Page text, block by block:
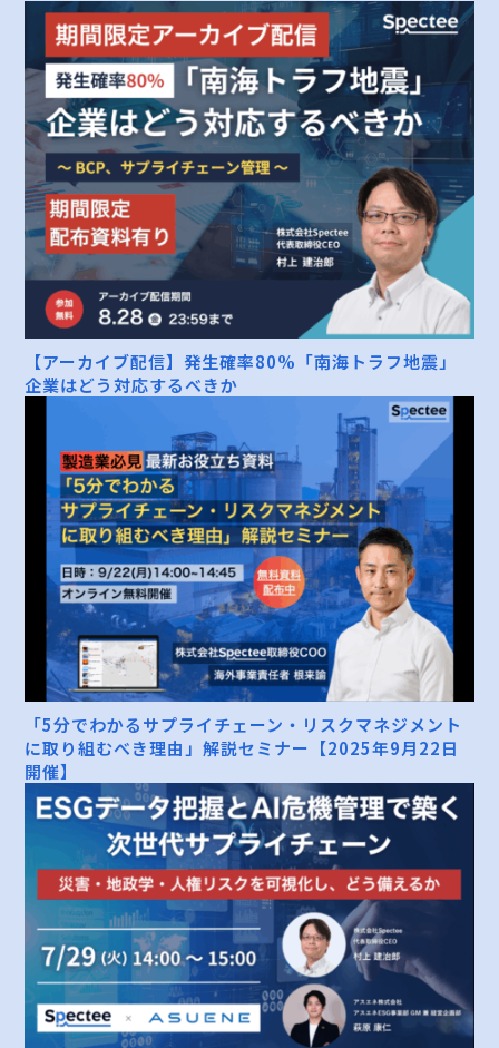
【アーカイブ配信】発生確率80%「南海トラフ地震」
企業はどう対応するべきか
「5分でわかるサプライチェーン・リスクマネジメント
に取り組むべき理由」解説セミナー【2025年9月22日
開催】